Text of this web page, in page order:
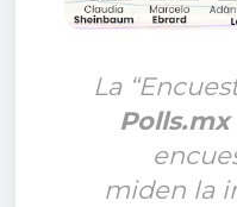
La
Polls.mx
miden la